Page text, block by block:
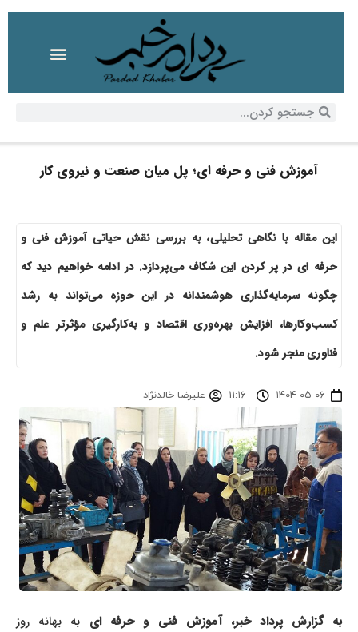
آموزش فنی و حرفه ای؛ پل میان صنعت و نیروی کار
این مقاله با نگاهی تحلیلی، به بررسی نقش حیاتی آموزش فنی و
حرفه ای در پر کردن این شکاف می‌پردازد. در ادامه خواهیم دید که
چگونه سرمایه‌گذاری هوشمندانه در این حوزه می‌تواند به رشد
کسب‌وکارها، افزایش بهره‌وری اقتصاد و به‌کارگیری مؤثرتر علم و
فناوری منجر شود.
۱۴۰۴-۰۵-۰۶ - ۱۱:۱۶ علیرضا خالدنژاد
به گزارش پرداد خبر، آموزش فنی و حرفه ای به بهانه روز